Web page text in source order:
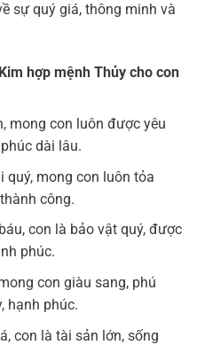
sự quý giá, thông minh và
hợp mệnh Thủy cho con
mong con luôn được yêu
dài lâu.
quý, mong con luôn tỏa
công.
con là bảo vật quý, được
phúc.
con giàu sang, phú
hạnh phúc.
con là tài sản lớn, sống